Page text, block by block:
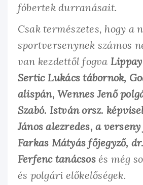
fóbertek durranásait.
Csak természetes, hogy a
sportversenynek számos
van kezdettől fogva
Sertic Lukács tábornok,
alispán, Wennes Jenő
Szabó. István orsz.
János alezredes, a
Farkas Mátyás főjegyző,
Ferfenc tanácsosés még
és polgári előkelőségek.